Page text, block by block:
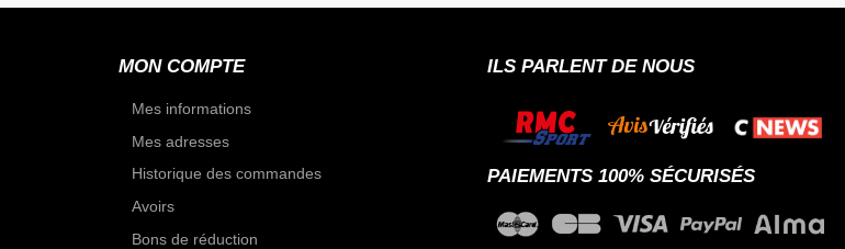
MON COMPTE
Mes informations
Mes adresses
Historique des commandes
Avoirs
Bons de réduction
ILS PARLENT DE NOUS
PAIEMENTS 100% SÉCURISÉS